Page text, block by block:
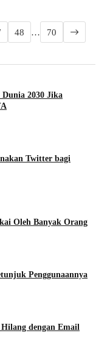
48 … 70
2030 Jika
Twitter bagi
Oleh Banyak Orang
Penggunaannya
dengan Email